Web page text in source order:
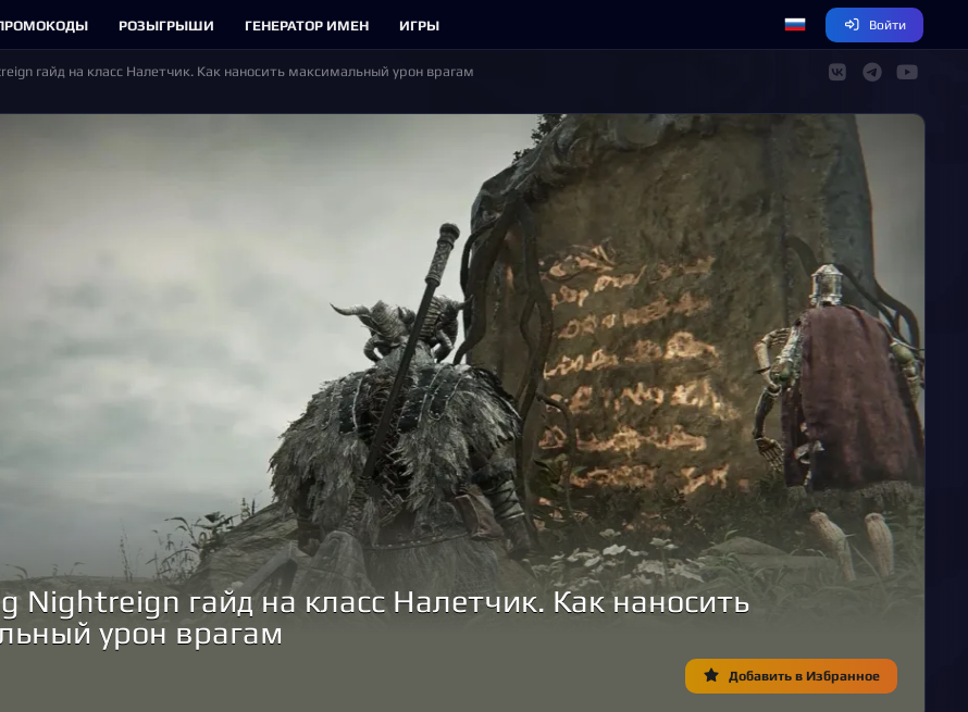
РОЗЫГРЫШИ ГЕНЕРАТОР ИМЕН ИГРЫ Войти
гайд на класс Налетчик. Как наносить максимальный урон врагам
Nightreign гайд на класс Налетчик. Как наносить
урон врагам
Добавить в Избранное